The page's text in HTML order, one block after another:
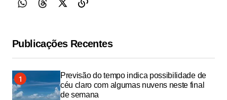
Publicações Recentes
Previsão do tempo indica possibilidade de
céu claro com algumas nuvens neste final
de semana